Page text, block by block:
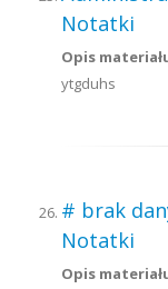
Notatki
Opis
ytgduhs
# brak
Notatki
Opis